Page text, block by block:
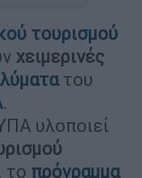
τουρισμού
χειμερινές
του
.
υλοποιεί
το πρόγραμμα